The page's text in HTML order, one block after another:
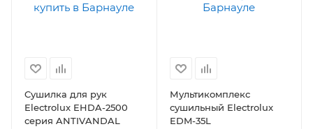
Cушилка для рук
Electrolux EHDA-2500
серия ANTIVANDAL
Мультикомплекс
сушильный Electrolux
EDM-35L